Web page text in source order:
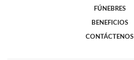
FÚNEBRES
BENEFICIOS
CONTÁCTENOS